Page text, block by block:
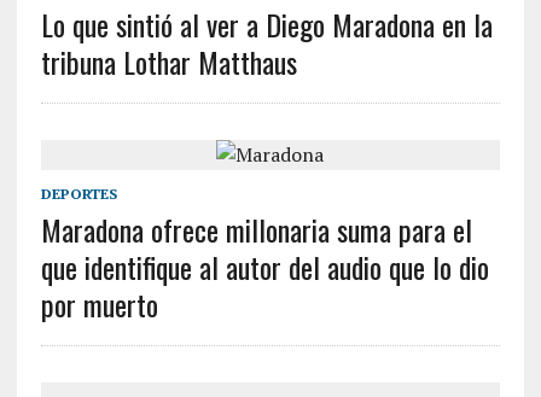
Lo que sintió al ver a Diego Maradona en la
tribuna Lothar Matthaus
DEPORTES
Maradona ofrece millonaria suma para el
que identifique al autor del audio que lo dio
por muerto